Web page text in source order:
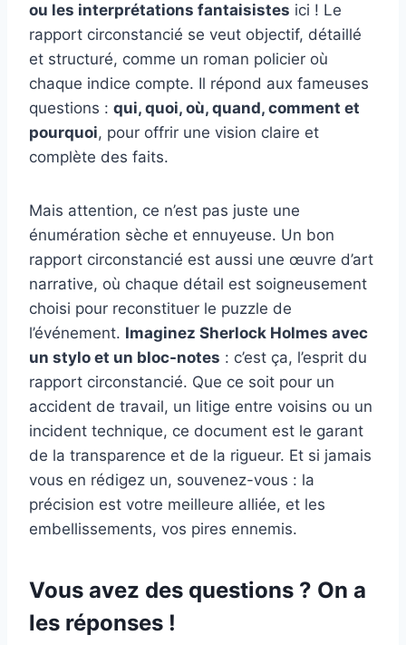
ou les interprétations fantaisistes ici ! Le
rapport circonstancié se veut objectif, détaillé
et structuré, comme un roman policier où
chaque indice compte. Il répond aux fameuses
questions : qui, quoi, où, quand, comment et
pourquoi, pour offrir une vision claire et
complète des faits.
Mais attention, ce n’est pas juste une
énumération sèche et ennuyeuse. Un bon
rapport circonstancié est aussi une œuvre d’art
narrative, où chaque détail est soigneusement
choisi pour reconstituer le puzzle de
l’événement. Imaginez Sherlock Holmes avec
un stylo et un bloc-notes : c’est ça, l’esprit du
rapport circonstancié. Que ce soit pour un
accident de travail, un litige entre voisins ou un
incident technique, ce document est le garant
de la transparence et de la rigueur. Et si jamais
vous en rédigez un, souvenez-vous : la
précision est votre meilleure alliée, et les
embellissements, vos pires ennemis.
Vous avez des questions ? On a
les réponses !